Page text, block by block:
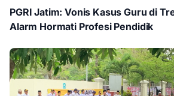
PGRI Jatim: Vonis Kasus Guru di
Alarm Hormati Profesi Pendidik